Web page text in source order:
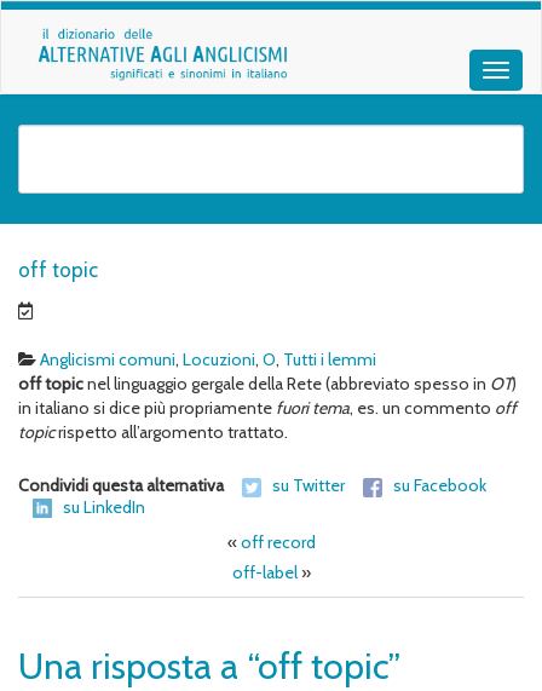
off topic
Anglicismi comuni, Locuzioni, O, Tutti i lemmi
off topicnel linguaggio gergale della Rete (abbreviato spesso in OT)
in italiano si dice più propriamente fuori tema, es. un commento off
topicrispetto all’argomento trattato.
Condividi questa alternativa su Twitter
su Facebook
su LinkedIn
«off record
off-label»
Una risposta a “off topic”